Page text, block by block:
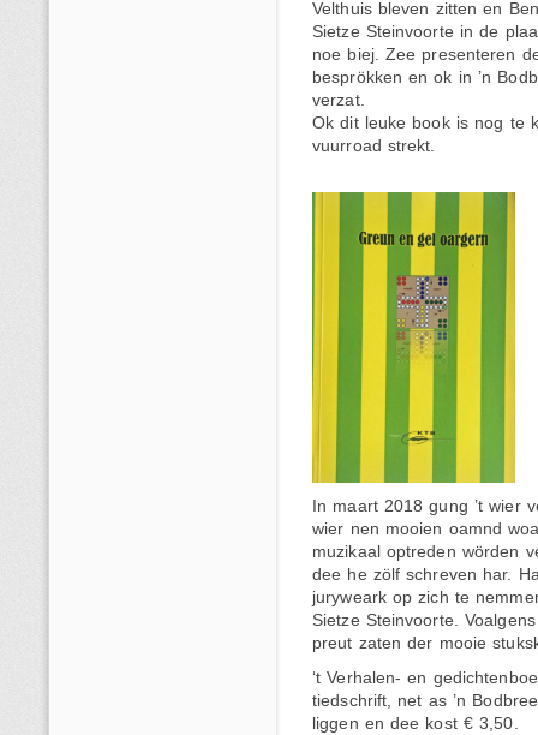
Velthuis bleven zitten en
Sietze Steinvoorte in de
noe biej. Zee presenteren
besprökken en ok in ’n
verzat.
Ok dit leuke book is nog te
vuurroad strekt.
In maart 2018 gung ’t wier
wier nen mooien oamnd
muzikaal optreden wörden
dee he zölf schreven har.
juryweark op zich te
Sietze Steinvoorte.
preut zaten der mooie
‘t Verhalen- en
tiedschrift, net as ’n
liggen en dee kost € 3,50.